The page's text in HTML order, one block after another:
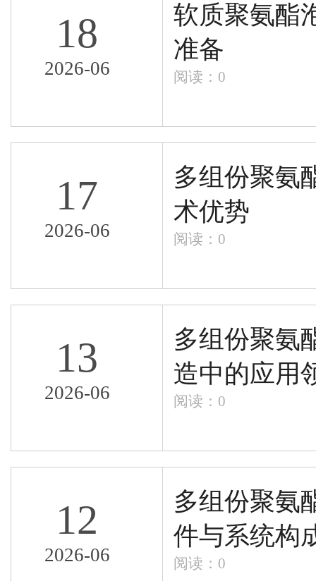
18
2026-06
软质聚氨酯
准备
阅读： 0
17
2026-06
多组份聚氨
术优势
阅读： 0
13
2026-06
多组份聚氨
造中的应用
阅读： 0
12
2026-06
多组份聚氨
件与系统构
阅读： 0